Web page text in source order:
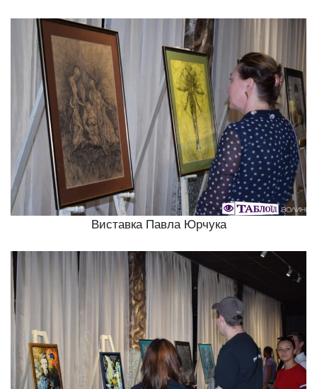
Виставка Павла Юрчука